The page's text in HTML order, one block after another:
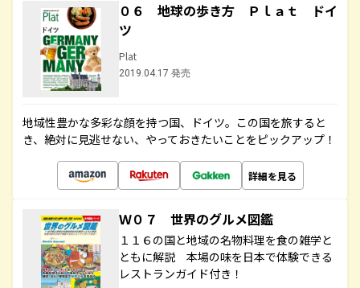
０６ 地球の歩き方 Ｐｌａｔ ドイ
ツ
Plat
2019.04.17 発売
地域性豊かな多彩な顔を持つ国、ドイツ。この国を旅すると
き、絶対に見逃せない、やっておきたいことをピックアップ！
詳細を見る
Ｗ０７ 世界のグルメ図鑑
１１６の国と地域の名物料理を食の雑学と
ともに解説 本場の味を日本で体験できる
レストランガイド付き！